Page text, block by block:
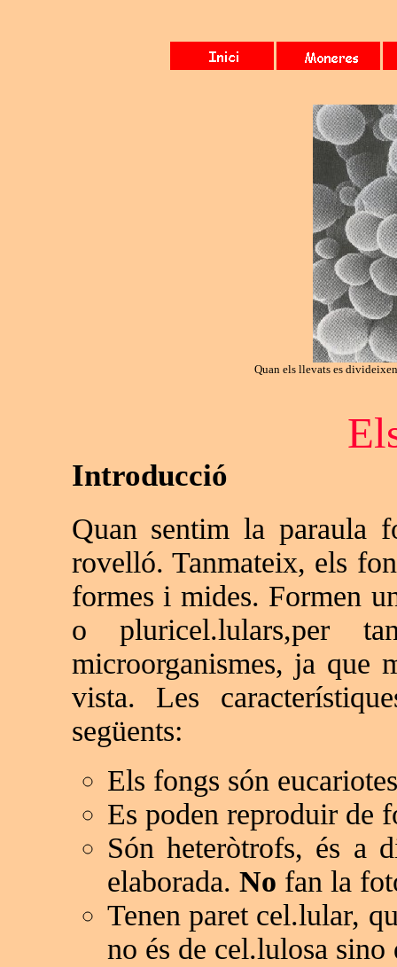
Quan els llevats es
Introducció
Quan sentim la paraula
rovelló. Tanmateix, els
formes i mides. Formen
o pluricel.lulars,per
microorganismes, ja que
vista. Les
següents:
Els fongs són
Es poden reproduir de
Són heteròtrofs, és a
elaborada. No fan la
Tenen paret cel.lular,
no és de cel.lulosa sino